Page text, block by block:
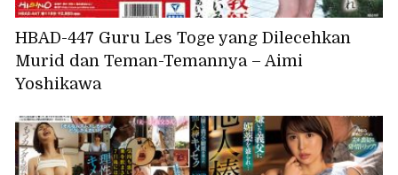
HBAD-447 Guru Les Toge yang Dilecehkan
Murid dan Teman-Temannya – Aimi
Yoshikawa